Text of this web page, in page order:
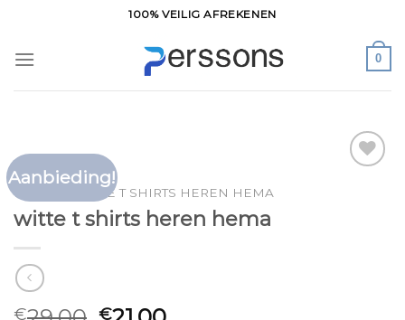
inhoud
100% VEILIG AFREKENEN
0
Aanbieding!
HOME WITTE T SHIRTS HEREN HEMA
witte t shirts heren hema
€ €